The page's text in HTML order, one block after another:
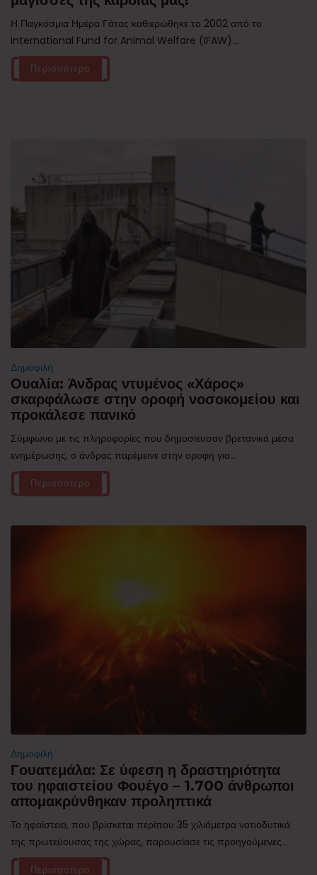
Η Παγκόσμια Ημέρα Γάτας καθιερώθηκε το 2002 από το
International Fund for Animal Welfare (IFAW)...
Περισσότερα
Δημοφιλή
Ουαλία: Άνδρας ντυμένος «Χάρος»
σκαρφάλωσε στην οροφή νοσοκομείου και
προκάλεσε πανικό
Σύμφωνα με τις πληροφορίες που δημοσίευσαν βρετανικά μέσα
ενημέρωσης, ο άνδρας παρέμεινε στην οροφή για...
Περισσότερα
Δημοφιλή
Γουατεμάλα: Σε ύφεση η δραστηριότητα
του ηφαιστείου Φουέγο – 1.700 άνθρωποι
απομακρύνθηκαν προληπτικά
Το ηφαίστειο, που βρίσκεται περίπου 35 χιλιόμετρα νοτιοδυτικά
της πρωτεύουσας της χώρας, παρουσίασε τις προηγούμενες...
Περισσότερα